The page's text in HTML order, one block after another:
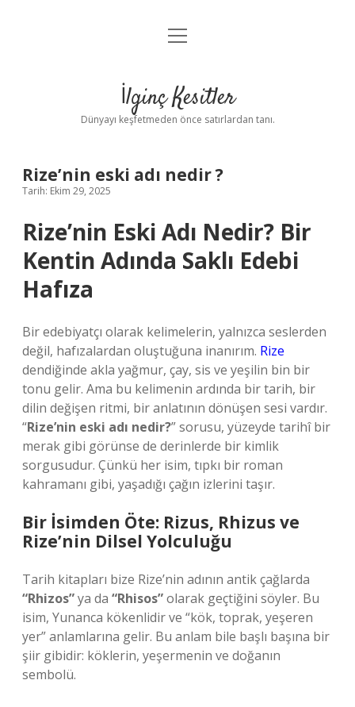
Anasayfa
Yasal Uyarı
menüyü
İlginç Kesitler
Dünyayı keşfetmeden önce satırlardan tanı.
Rize’nin eski adı nedir ?
Tarih: Ekim 29, 2025
Rize’nin Eski Adı Nedir? Bir
Kentin Adında Saklı Edebi
Hafıza
Bir edebiyatçı olarak kelimelerin, yalnızca seslerden
değil, hafızalardan oluştuğuna inanırım. Rize
dendiğinde akla yağmur, çay, sis ve yeşilin bin bir
tonu gelir. Ama bu kelimenin ardında bir tarih, bir
dilin değişen ritmi, bir anlatının dönüşen sesi vardır.
“Rize’nin eski adı nedir?” sorusu, yüzeyde tarihî bir
merak gibi görünse de derinlerde bir kimlik
sorgusudur. Çünkü her isim, tıpkı bir roman
kahramanı gibi, yaşadığı çağın izlerini taşır.
Bir İsimden Öte: Rizus, Rhizus ve
Rize’nin Dilsel Yolculuğu
Tarih kitapları bize Rize’nin adının antik çağlarda
“Rhizos”ya da “Rhisos”olarak geçtiğini söyler. Bu
isim, Yunanca kökenlidir ve “kök, toprak, yeşeren
yer” anlamlarına gelir. Bu anlam bile başlı başına bir
şiir gibidir: köklerin, yeşermenin ve doğanın
sembolü.